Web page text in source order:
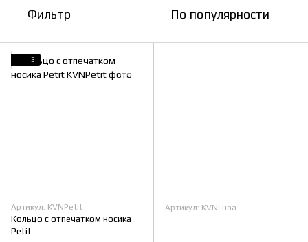
Фильтр По популярности
3
Артикул: KVNPetit
Кольцо с отпечатком носика
Petit
Артикул: KVNLuna